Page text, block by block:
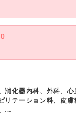
消化器内科、外科、
リテーション科、皮膚
…